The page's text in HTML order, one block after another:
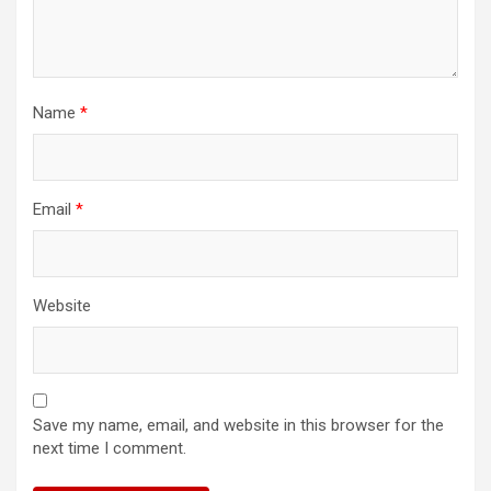
Name *
Email *
Website
Save my name, email, and website in this browser for the
next time I comment.